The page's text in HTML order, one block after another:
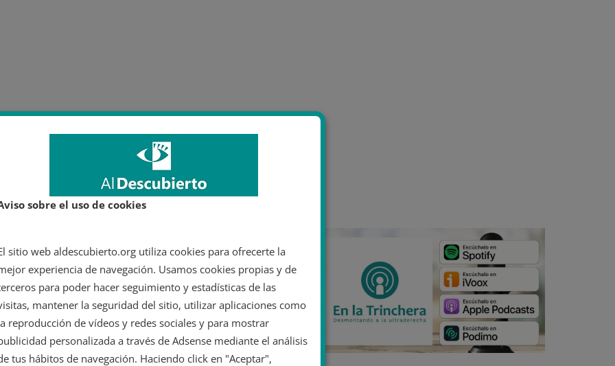
sobre el uso de cookies
sitio web aldescubierto.org utiliza cookies para ofrecerte la
experiencia de navegación. Usamos cookies propias y de
para poder hacer seguimiento y estadísticas de las
mantener la seguridad del sitio, utilizar aplicaciones como
reproducción de vídeos y redes sociales y para mostrar
personalizada a través de Adsense mediante el análisis
tus hábitos de navegación. Haciendo click en "Aceptar",